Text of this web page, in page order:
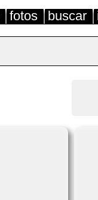
fotos buscar